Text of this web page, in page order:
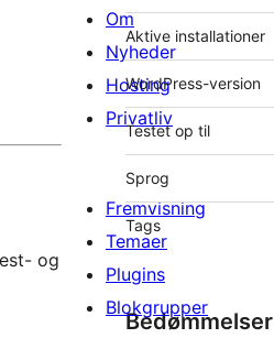
og
Aktive installationer
WordPress-version
Testet op til
Sprog
Tags
Bedømmelser
Om
Nyheder
Hosting
Privatliv
Fremvisning
Temaer
Plugins
Blokgrupper